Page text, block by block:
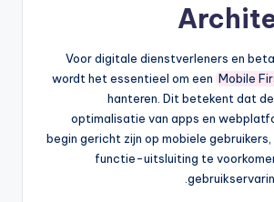
Voor digitale dienstverleners en
wordt het essentieel om een Mobile
hanteren. Dit betekent dat
optimalisatie van apps en
begin gericht zijn op mobiele
functie-uitsluiting te